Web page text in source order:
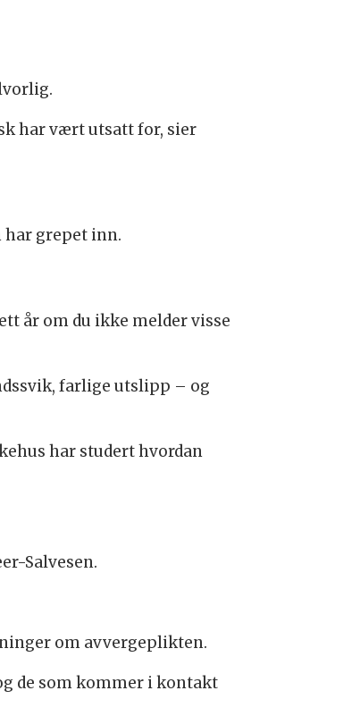
har vært utsatt for, sier
har grepet inn.
år om du ikke melder visse
farlige utslipp – og
har studert hvordan
Salvesen.
om avvergeplikten.
de som kommer i kontakt